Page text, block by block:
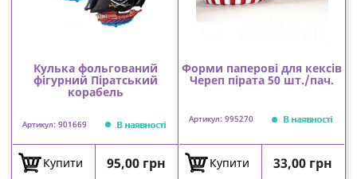
Кулька фольгований
фігурний Піратський
корабель
Артикул: 901669 В наявності
Купити Ціна
95,00 грн
Форми паперові для кексів
Череп пірата 50 шт./пач.
Артикул: 995270 В наявності
Купити Ціна
33,00 грн